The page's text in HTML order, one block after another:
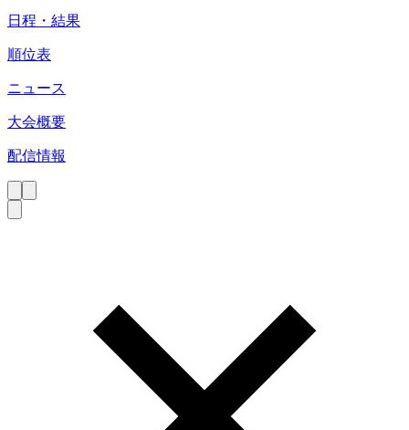
日程・結果
順位表
ニュース
大会概要
配信情報